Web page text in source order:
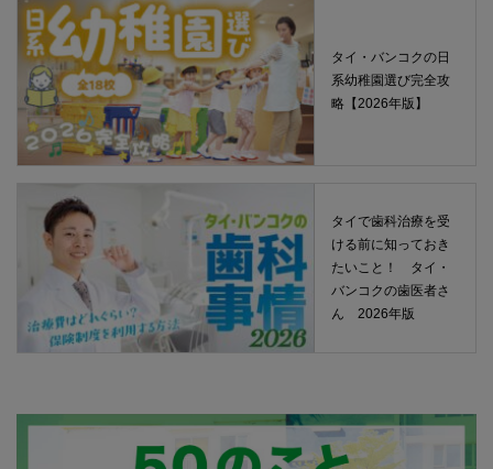
タイ・バンコクの日
系幼稚園選び完全攻
略【2026年版】
タイで歯科治療を受
ける前に知っておき
たいこと！ タイ・
バンコクの歯医者さ
ん 2026年版